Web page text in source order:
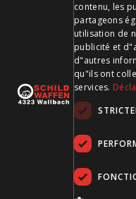
Visitez-nous sur les
contenu, les
partageons
utilisation de
publicité et
d"autres
qu"ils ont
services.